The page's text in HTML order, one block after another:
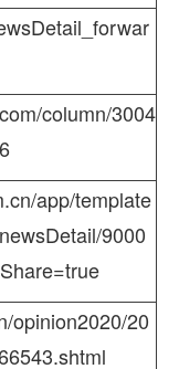
column/3004
app/template
9000
opinion2020/20